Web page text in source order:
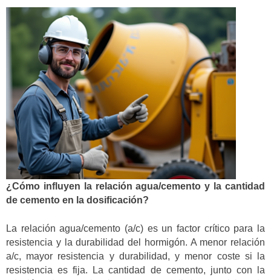
¿Cómo influyen la relación agua/cemento y la cantidad
de cemento en la dosificación?
La relación agua/cemento (a/c) es un factor crítico para la
resistencia y la durabilidad del hormigón. A menor relación
a/c, mayor resistencia y durabilidad, y menor coste si la
resistencia es fija. La cantidad de cemento, junto con la